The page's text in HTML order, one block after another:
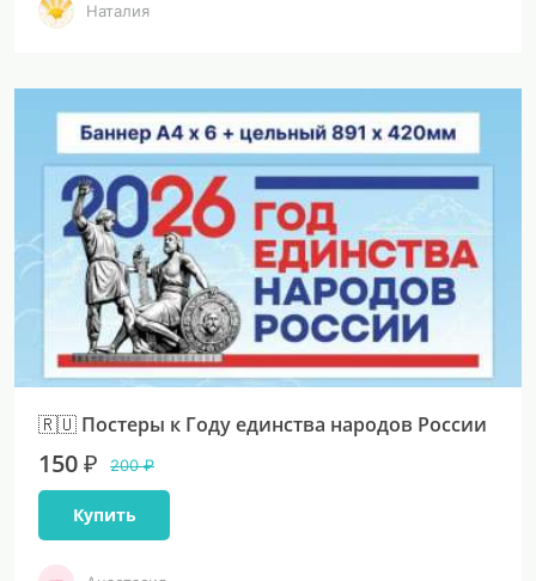
Наталия
🇷🇺 Постеры к Году единства народов России
150 ₽ 200 ₽
Купить